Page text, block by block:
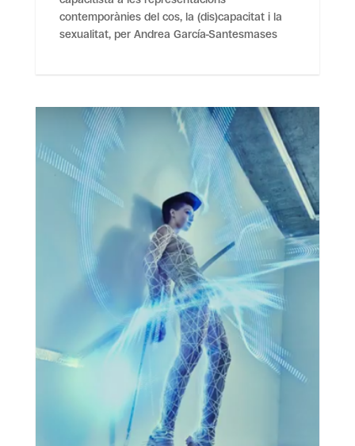
contemporànies del cos, la (dis)capacitat i la
sexualitat, per Andrea García-Santesmases